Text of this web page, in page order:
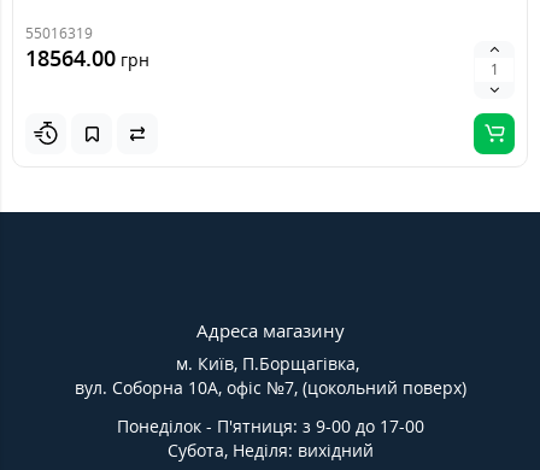
55016319
18564.00 грн
Адреса магазину
м. Київ, П.Борщагівка,
вул. Соборна 10А, офіс №7, (цокольний поверх)
Понеділок - П'ятниця: з 9-00 до 17-00
Субота, Неділя: вихідний